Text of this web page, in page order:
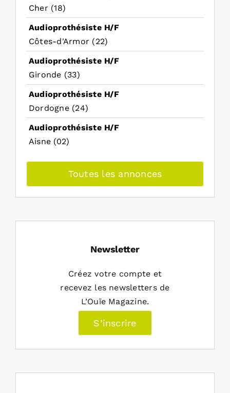
Cher (18)
Audioprothésiste H/F
Côtes-d'Armor (22)
Audioprothésiste H/F
Gironde (33)
Audioprothésiste H/F
Dordogne (24)
Audioprothésiste H/F
Aisne (02)
Toutes les annonces
Newsletter
Créez votre compte et
recevez les newsletters de
L’Ouïe Magazine.
S’inscrire